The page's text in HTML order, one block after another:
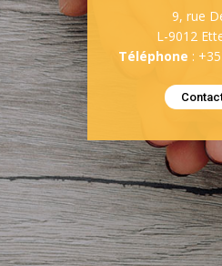
9, rue
L-9012
Téléphone :